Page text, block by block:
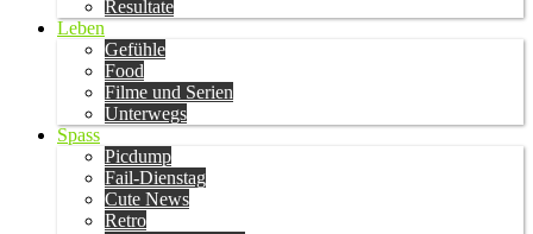
Resultate
Leben
Gefühle
Food
Filme und Serien
Unterwegs
Spass
Picdump
Fail-Dienstag
Cute News
Retro